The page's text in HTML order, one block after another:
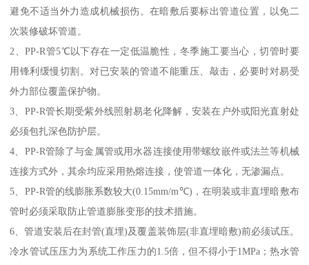
避免不适当外力造成机械损伤。在暗敷后要标出管道位置，以免二
次装修破坏管道。
2、PP-R管5℃以下存在一定低温脆性，冬季施工要当心，切管时要
用锋利缓慢切割。对已安装的管道不能重压、敲击，必要时对易受
外力部位覆盖保护物。
3、PP-R管长期受紫外线照射易老化降解，安装在户外或阳光直射处
必须包扎深色防护层。
4、PP-R管除了与金属管或用水器连接使用带螺纹嵌件或法兰等机械
连接方式外，其余均应采用热熔连接，使管道一体化，无渗漏点。
5、PP-R管的线膨胀系数较大(0.15mm/m℃)，在明装或非直埋暗敷布
管时必须采取防止管道膨胀变形的技术措施。
6、管道安装后在封管(直埋)及覆盖装饰层(非直埋暗敷)前必须试压。
冷水管试压压力为系统工作压力的1.5倍，但不得小于1MPa；热水管